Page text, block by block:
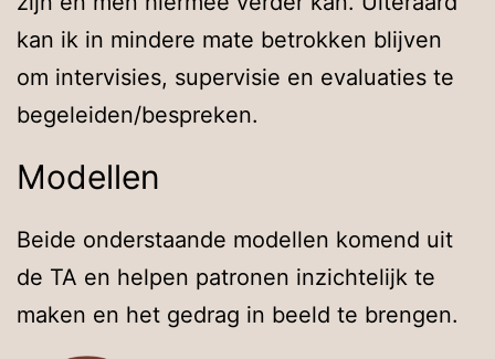
kan ik in mindere mate betrokken blijven
om intervisies, supervisie en evaluaties te
begeleiden/bespreken.
Modellen
Beide onderstaande modellen komend uit
de TA en helpen patronen inzichtelijk te
maken en het gedrag in beeld te brengen.